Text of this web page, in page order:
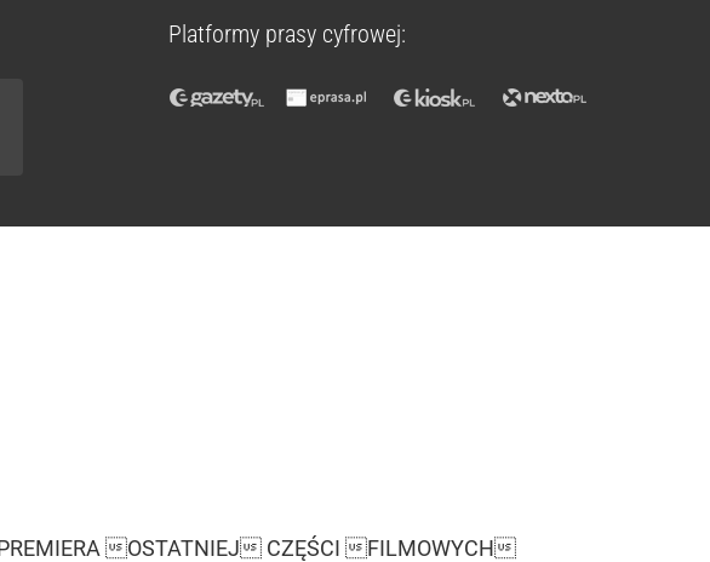
Platformy prasy cyfrowej:
OSTATNIEJ CZĘŚCI FILMOWYCH